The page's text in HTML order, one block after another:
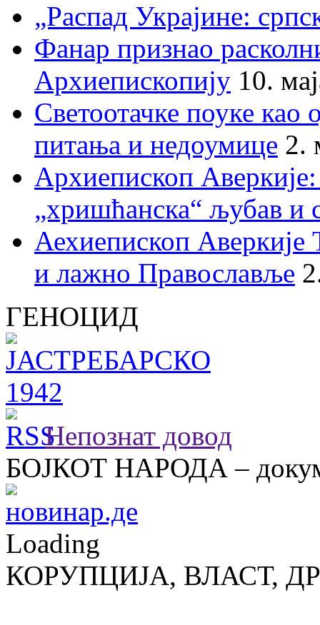
„Распад Украјине:
Фанар признао
Архиепископију 10.
Светоотачке поуке као
питања и недоумице 2.
Архиепископ
„хришћанска“ љубав и
Аехиепископ
и лажно Православље
ГЕНОЦИД
Непознат довод
БОЈКОТ НАРОДА –
Loading
КОРУПЦИЈА, ВЛАСТ,